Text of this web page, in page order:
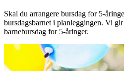
Skal du arrangere bursdag for 5-
bursdagsbarnet i planleggingen. Vi
barnebursdag for 5-åringer.